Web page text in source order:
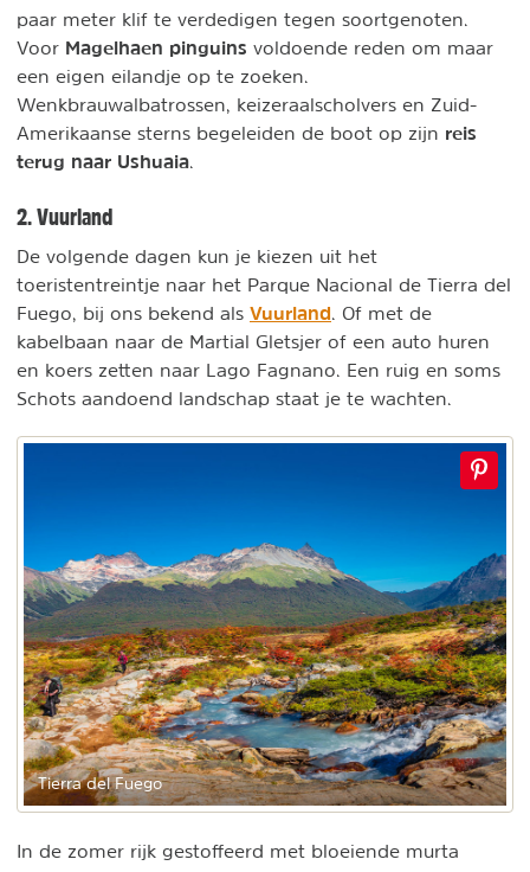
paar meter klif te verdedigen tegen soortgenoten.
Voor Magelhaen pinguins voldoende reden om maar
een eigen eilandje op te zoeken.
Wenkbrauwalbatrossen, keizeraalscholvers en Zuid-
Amerikaanse sterns begeleiden de boot op zijn reis
terug naar Ushuaia
2. Vuurland
De volgende dagen kun je kiezen uit het
toeristentreintje naar het Parque Nacional de Tierra del
Fuego, bij ons bekend als Vuurland . Of met de
kabelbaan naar de Martial Gletsjer of een auto huren
en koers zetten naar Lago Fagnano. Een ruig en soms
Schots aandoend landschap staat je te wachten.
Tierra del Fuego
In de zomer rijk gestoffeerd met bloeiende murta